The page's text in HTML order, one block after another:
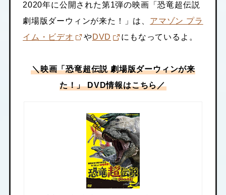
2020年に公開された第1弾の映画「恐竜超伝説
劇場版ダーウィンが来た！」は、 アマゾン プラ
イム・ビデオ
やDVD にもなっているよ。
＼映画「恐竜超伝説 劇場版ダーウィンが来
た！」 DVD情報はこちら／